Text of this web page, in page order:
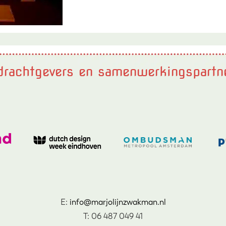
en
E: info@marjolijnzwakman.nl
T: 06 487 049 41